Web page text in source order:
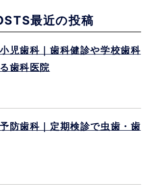
最近の投稿
児歯科｜歯科健診や学校歯科
歯科医院
防歯科｜定期検診で虫歯・歯